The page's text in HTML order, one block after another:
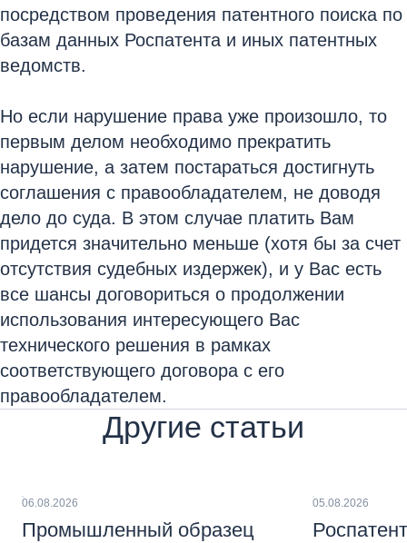
посредством проведения патентного поиска по
базам данных Роспатента и иных патентных
ведомств.
Но если нарушение права уже произошло, то
первым делом необходимо прекратить
нарушение, а затем постараться достигнуть
соглашения с правообладателем, не доводя
дело до суда. В этом случае платить Вам
придется значительно меньше (хотя бы за счет
отсутствия судебных издержек), и у Вас есть
все шансы договориться о продолжении
использования интересующего Вас
технического решения в рамках
соответствующего договора с его
правообладателем.
Другие статьи
06.08.2026
Промышленный образец
05.08.2026